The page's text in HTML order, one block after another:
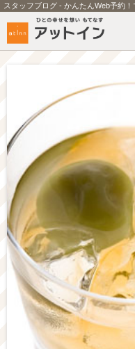
スタッフブログ - かんたんWeb予約